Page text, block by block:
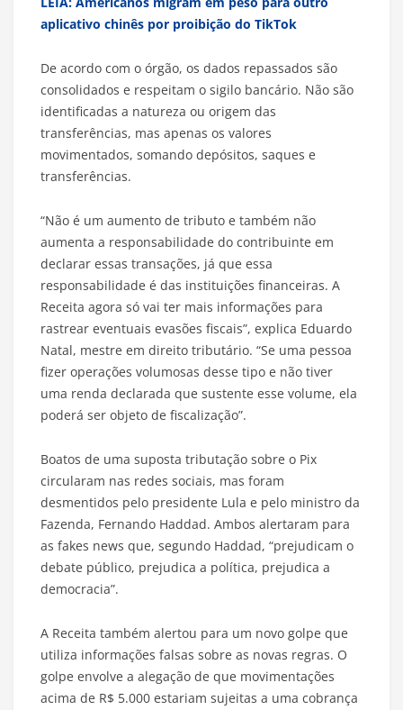
aplicativo chinês por proibição do TikTok
De acordo com o órgão, os dados repassados são
consolidados e respeitam o sigilo bancário. Não são
identificadas a natureza ou origem das
transferências, mas apenas os valores
movimentados, somando depósitos, saques e
transferências.
“Não é um aumento de tributo e também não
aumenta a responsabilidade do contribuinte em
declarar essas transações, já que essa
responsabilidade é das instituições financeiras. A
Receita agora só vai ter mais informações para
rastrear eventuais evasões fiscais”, explica Eduardo
Natal, mestre em direito tributário. “Se uma pessoa
fizer operações volumosas desse tipo e não tiver
uma renda declarada que sustente esse volume, ela
poderá ser objeto de fiscalização”.
Boatos de uma suposta tributação sobre o Pix
circularam nas redes sociais, mas foram
desmentidos pelo presidente Lula e pelo ministro da
Fazenda, Fernando Haddad. Ambos alertaram para
as fakes news que, segundo Haddad, “prejudicam o
debate público, prejudica a política, prejudica a
democracia”.
A Receita também alertou para um novo golpe que
utiliza informações falsas sobre as novas regras. O
golpe envolve a alegação de que movimentações
acima de R$ 5.000 estariam sujeitas a uma cobrança